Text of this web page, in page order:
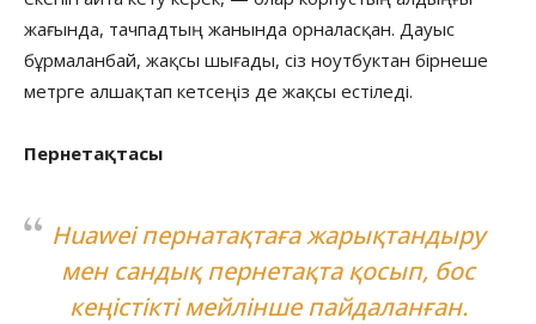
жағында, тачпадтың жанында орналасқан. Дауыс
бұрмаланбай, жақсы шығады, сіз ноутбуктан бірнеше
метрге алшақтап кетсеңіз де жақсы естіледі.
Пернетақтасы
Huawei пернатақтаға жарықтандыру
мен сандық пернетақта қосып, бос
кеңістікті мейлінше пайдаланған.